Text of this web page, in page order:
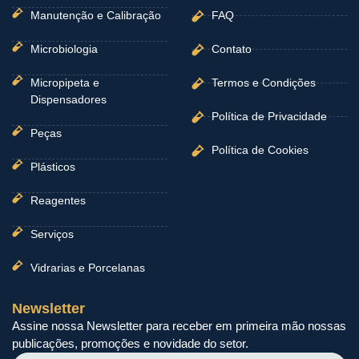
Manutenção e Calibração
Microbiologia
Micropipeta e
Dispensadores
Peças
Plásticos
Reagentes
Serviços
Vidrarias e Porcelanas
FAQ
Contato
Termos e Condições
Política de Privacidade
Política de Cookies
Newsletter
Assine nossa Newsletter para receber em primeira mão nossas
publicações, promoções e novidade do setor.